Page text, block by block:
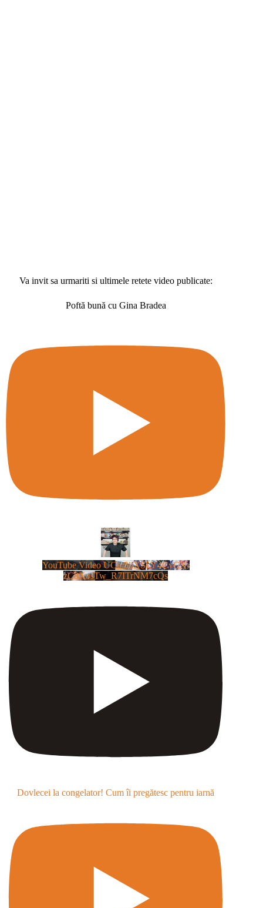
Va invit sa urmariti si ultimele retete video publicate:
Poftă bună cu Gina Bradea
YouTube Video UCm5llXSLY4CyCX-
zC8XosTw_R7ITrNM7cQs
Dovlecei la congelator! Cum îi pregătesc pentru iarnă